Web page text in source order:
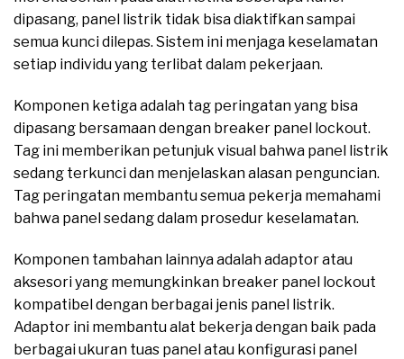
dipasang, panel listrik tidak bisa diaktifkan sampai
semua kunci dilepas. Sistem ini menjaga keselamatan
setiap individu yang terlibat dalam pekerjaan.
Komponen ketiga adalah tag peringatan yang bisa
dipasang bersamaan dengan breaker panel lockout.
Tag ini memberikan petunjuk visual bahwa panel listrik
sedang terkunci dan menjelaskan alasan penguncian.
Tag peringatan membantu semua pekerja memahami
bahwa panel sedang dalam prosedur keselamatan.
Komponen tambahan lainnya adalah adaptor atau
aksesori yang memungkinkan breaker panel lockout
kompatibel dengan berbagai jenis panel listrik.
Adaptor ini membantu alat bekerja dengan baik pada
berbagai ukuran tuas panel atau konfigurasi panel